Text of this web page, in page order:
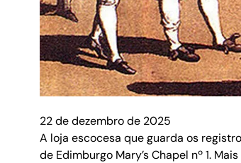
22 de dezembro de 2025
A loja escocesa que guarda os
de Edimburgo Mary’s Chapel nº 1.